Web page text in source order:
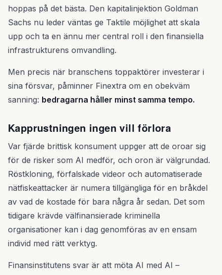
hoppas på det bästa. Den kapitalinjektion Goldman
Sachs nu leder väntas ge Taktile möjlighet att skala
upp och ta en ännu mer central roll i den finansiella
infrastrukturens omvandling.
Men precis när branschens toppaktörer investerar i
sina försvar, påminner Finextra om en obekväm
sanning: bedragarna håller minst samma tempo.
Kapprustningen ingen vill förlora
Var fjärde brittisk konsument uppger att de oroar sig
för de risker som AI medför, och oron är välgrundad.
Röstkloning, förfalskade videor och automatiserade
nätfiskeattacker är numera tillgängliga för en bråkdel
av vad de kostade för bara några år sedan. Det som
tidigare krävde välfinansierade kriminella
organisationer kan i dag genomföras av en ensam
individ med rätt verktyg.
Finansinstitutens svar är att möta AI med AI –